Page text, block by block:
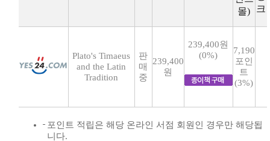
크
몰)
Plato's Timaeus
and the Latin
Tradition
판
매
중
239,400
원
239,400원
(0%)
7,190
포인
트
(3%)
포인트 적립은 해당 온라인 서점 회원인 경우만 해당됩
니다.